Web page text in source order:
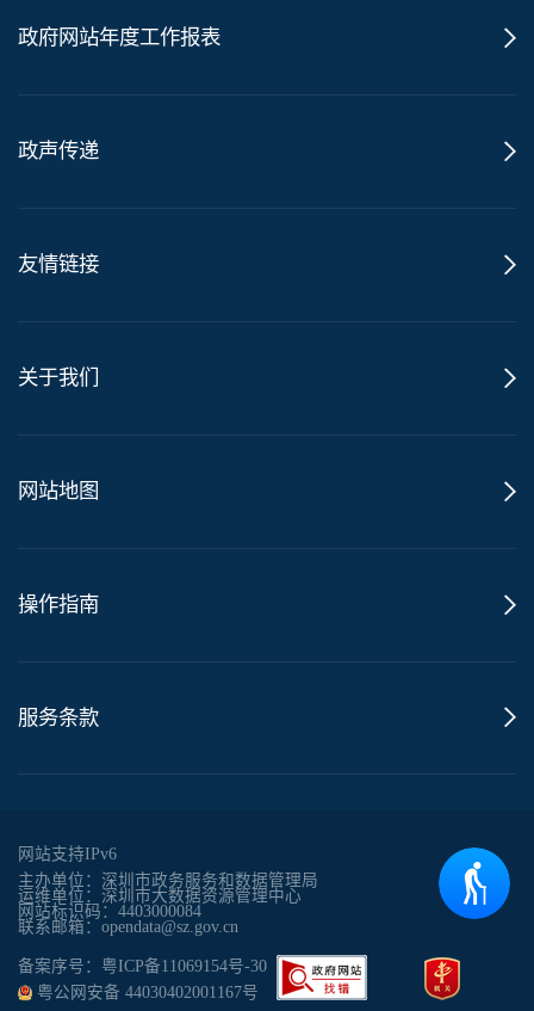
政府网站年度工作报表
政声传递
友情链接
关于我们
网站地图
操作指南
服务条款
网站支持IPv6
主办单位：深圳市政务服务和数据管理局
运维单位：深圳市大数据资源管理中心
网站标识码：4403000084
联系邮箱：opendata@sz.gov.cn
备案序号：粤ICP备11069154号-30
粤公网安备 44030402001167号